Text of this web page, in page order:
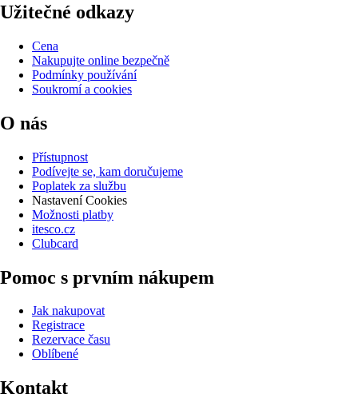
Užitečné odkazy
Cena
Nakupujte online bezpečně
Podmínky používání
Soukromí a cookies
O nás
Přístupnost
Podívejte se, kam doručujeme
Poplatek za službu
Nastavení Cookies
Možnosti platby
itesco.cz
Clubcard
Pomoc s prvním nákupem
Jak nakupovat
Registrace
Rezervace času
Oblíbené
Kontakt